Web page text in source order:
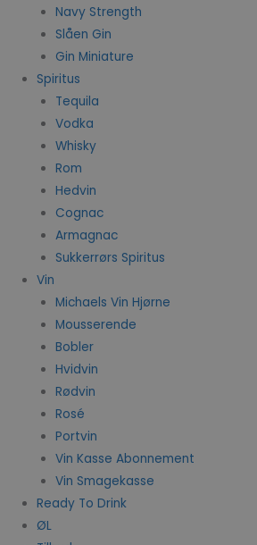
Navy Strength
Slåen Gin
Gin Miniature
Spiritus
Tequila
Vodka
Whisky
Rom
Hedvin
Cognac
Armagnac
Sukkerrørs Spiritus
Vin
Michaels Vin Hjørne
Mousserende
Bobler
Hvidvin
Rødvin
Rosé
Portvin
Vin Kasse Abonnement
Vin Smagekasse
Ready To Drink
ØL